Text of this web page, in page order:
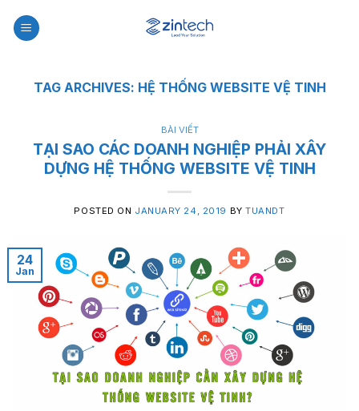
TAG ARCHIVES: HỆ THỐNG WEBSITE VỆ TINH
BÀI VIẾT
TẠI SAO CÁC DOANH NGHIỆP PHẢI XÂY
DỰNG HỆ THỐNG WEBSITE VỆ TINH
POSTED ON JANUARY 24, 2019 BYTUANDT
24
Jan